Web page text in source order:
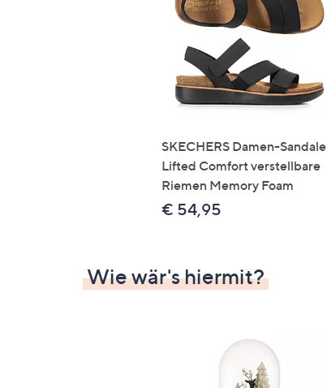
SKECHERS Damen-Sandale
Lifted Comfort verstellbare
Riemen Memory Foam
€ 54,95
Wie wär's hiermit?